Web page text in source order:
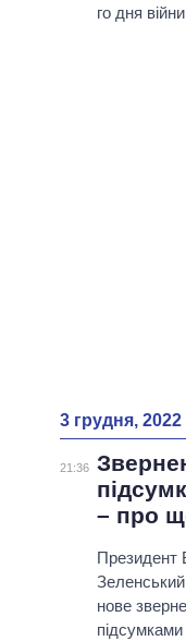
ГОЛОВИ
го дня
3 грудня, 2022
21:36
– про
Президент
нове